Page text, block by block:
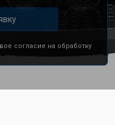
согласие на обработку